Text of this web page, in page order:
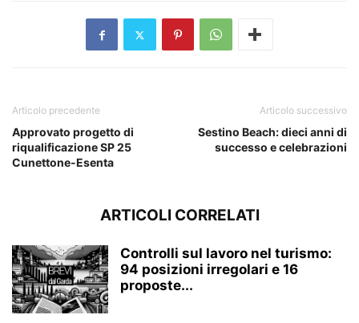
Articolo precedente
Approvato progetto di
riqualificazione SP 25
Cunettone-Esenta
Articolo successivo
Sestino Beach: dieci anni di
successo e celebrazioni
ARTICOLI CORRELATI
Controlli sul lavoro nel turismo:
94 posizioni irregolari e 16
proposte...